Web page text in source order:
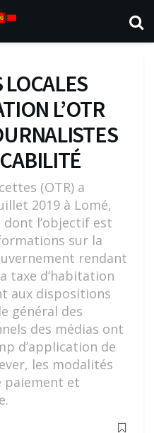
L’OTR
(OTR) a
2019 à Lomé,
dont l’objectif est
sur la
rendant
taxe d’habitation
aux dispositions
général des
des médias ont
d’application de
les modalités
paiement et